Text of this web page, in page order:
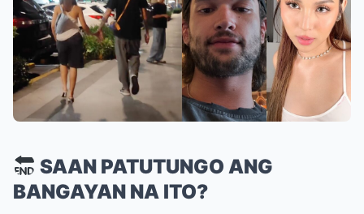
SAAN PATUTUNGO ANG
BANGAYAN NA ITO?